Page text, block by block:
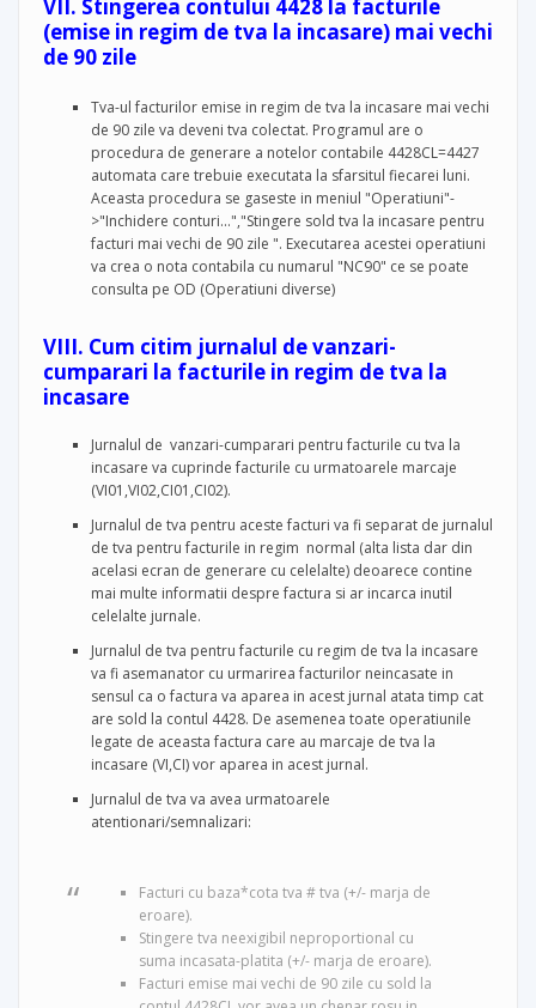
VII. Stingerea contului 4428 la facturile
(emise in regim de tva la incasare) mai vechi
de 90 zile
Tva-ul facturilor emise in regim de tva la incasare mai vechi
de 90 zile va deveni tva colectat. Programul are o
procedura de generare a notelor contabile 4428CL=4427
automata care trebuie executata la sfarsitul fiecarei luni.
Aceasta procedura se gaseste in meniul "Operatiuni"-
>"Inchidere conturi...","Stingere sold tva la incasare pentru
facturi mai vechi de 90 zile ". Executarea acestei operatiuni
va crea o nota contabila cu numarul "NC90" ce se poate
consulta pe OD (Operatiuni diverse)
VIII. Cum citim jurnalul de vanzari-
cumparari la facturile in regim de tva la
incasare
Jurnalul de vanzari-cumparari pentru facturile cu tva la
incasare va cuprinde facturile cu urmatoarele marcaje
(VI01,VI02,CI01,CI02).
Jurnalul de tva pentru aceste facturi va fi separat de jurnalul
de tva pentru facturile in regim normal (alta lista dar din
acelasi ecran de generare cu celelalte) deoarece contine
mai multe informatii despre factura si ar incarca inutil
celelalte jurnale.
Jurnalul de tva pentru facturile cu regim de tva la incasare
va fi asemanator cu urmarirea facturilor neincasate in
sensul ca o factura va aparea in acest jurnal atata timp cat
are sold la contul 4428. De asemenea toate operatiunile
legate de aceasta factura care au marcaje de tva la
incasare (VI,CI) vor aparea in acest jurnal.
Jurnalul de tva va avea urmatoarele
atentionari/semnalizari:
Facturi cu baza*cota tva # tva (+/- marja de
eroare).
Stingere tva neexigibil neproportional cu
suma incasata-platita (+/- marja de eroare).
Facturi emise mai vechi de 90 zile cu sold la